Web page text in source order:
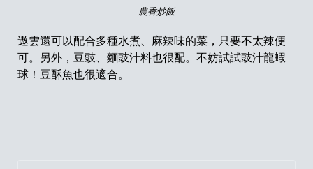
農香炒飯
遨雲還可以配合多種水煮、麻辣味的菜，只要不太辣便
可。另外，豆豉、麵豉汁料也很配。不妨試試豉汁龍蝦
球！豆酥魚也很適合。